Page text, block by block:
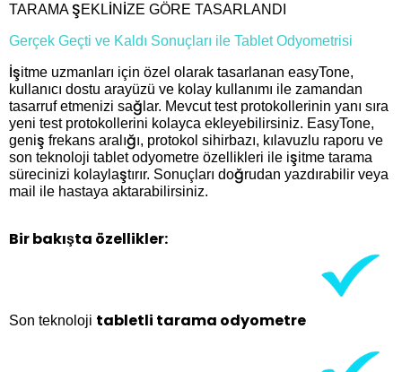
TARAMA ŞEKLİNİZE GÖRE TASARLANDI
Gerçek Geçti ve Kaldı Sonuçları ile Tablet Odyometrisi
İşitme uzmanları için özel olarak tasarlanan easyTone,
kullanıcı dostu arayüzü ve kolay kullanımı ile zamandan
tasarruf etmenizi sağlar. Mevcut test protokollerinin yanı sıra
yeni test protokollerini kolayca ekleyebilirsiniz. EasyTone,
geniş frekans aralığı, protokol sihirbazı, kılavuzlu raporu ve
son teknoloji tablet odyometre özellikleri ile işitme tarama
sürecinizi kolaylaştırır. Sonuçları doğrudan yazdırabilir veya
mail ile hastaya aktarabilirsiniz.
Bir bakışta özellikler:
Son teknoloji tabletli tarama odyometre